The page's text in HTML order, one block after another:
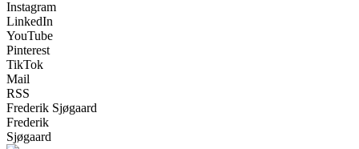
Instagram
LinkedIn
YouTube
Pinterest
TikTok
Mail
RSS
Frederik Sjøgaard
Frederik
Sjøgaard